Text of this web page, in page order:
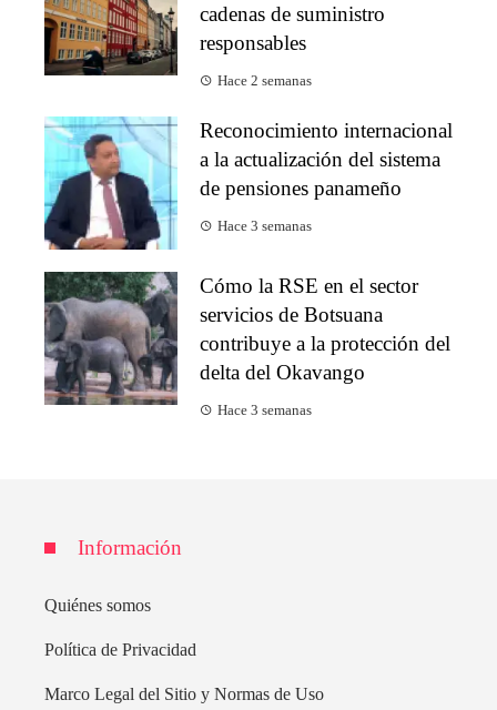
cadenas de suministro
responsables
Hace 2 semanas
Reconocimiento internacional
a la actualización del sistema
de pensiones panameño
Hace 3 semanas
Cómo la RSE en el sector
servicios de Botsuana
contribuye a la protección del
delta del Okavango
Hace 3 semanas
Información
Quiénes somos
Política de Privacidad
Marco Legal del Sitio y Normas de Uso